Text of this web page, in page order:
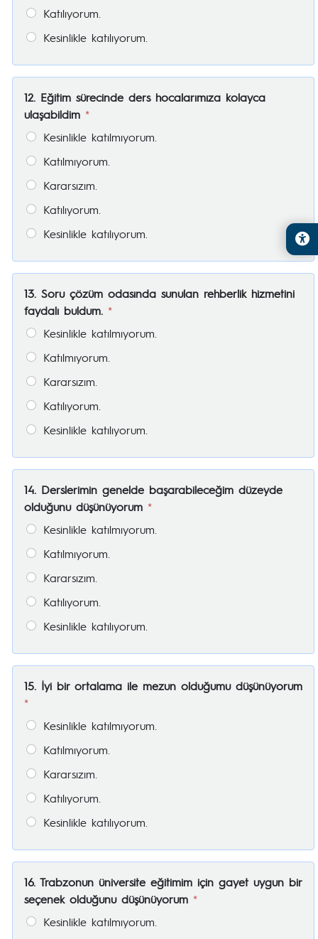
Katılıyorum.
Kesinlikle katılıyorum.
12. Eğitim sürecinde ders hocalarımıza kolayca
ulaşabildim *
Kesinlikle katılmıyorum.
Katılmıyorum.
Kararsızım.
Katılıyorum.
Kesinlikle katılıyorum.
13. Soru çözüm odasında sunulan rehberlik hizmetini
faydalı buldum. *
Kesinlikle katılmıyorum.
Katılmıyorum.
Kararsızım.
Katılıyorum.
Kesinlikle katılıyorum.
14. Derslerimin genelde başarabileceğim düzeyde
olduğunu düşünüyorum *
Kesinlikle katılmıyorum.
Katılmıyorum.
Kararsızım.
Katılıyorum.
Kesinlikle katılıyorum.
15. İyi bir ortalama ile mezun olduğumu düşünüyorum
*
Kesinlikle katılmıyorum.
Katılmıyorum.
Kararsızım.
Katılıyorum.
Kesinlikle katılıyorum.
16. Trabzonun üniversite eğitimim için gayet uygun bir
seçenek olduğunu düşünüyorum *
Kesinlikle katılmıyorum.